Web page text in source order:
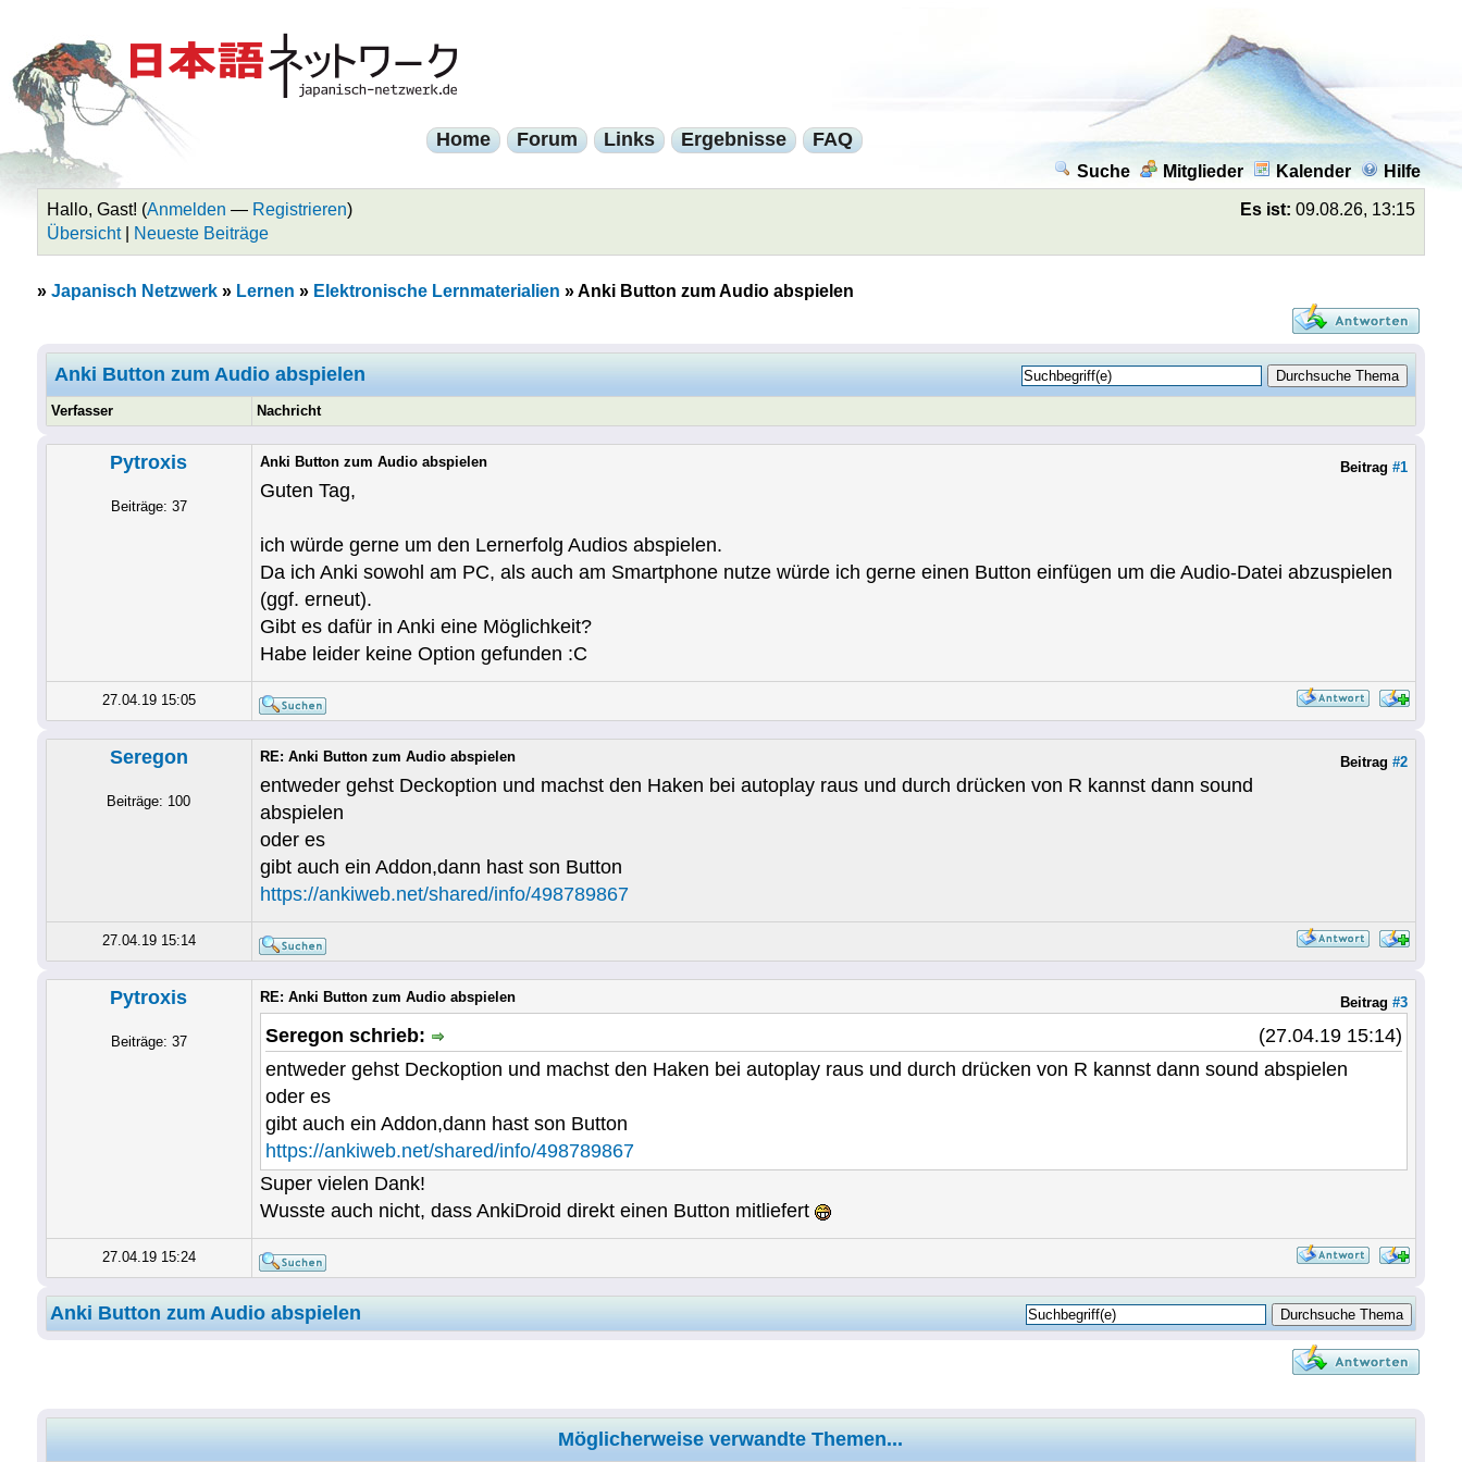
Home Forum Links Ergebnisse FAQ
Suche Mitglieder Kalender Hilfe
Es ist: 09.08.26, 13:15
Hallo, Gast! (Anmelden — Registrieren)
Übersicht| Neueste Beiträge
» Japanisch Netzwerk» Lernen » Elektronische Lernmaterialien »Anki Button zum Audio abspielen
Anki Button zum Audio abspielen
Verfasser Nachricht
Pytroxis
Beiträge: 37
Beitrag #1
Anki Button zum Audio abspielen
Guten Tag,
ich würde gerne um den Lernerfolg Audios abspielen.
Da ich Anki sowohl am PC, als auch am Smartphone nutze würde ich gerne einen Button einfügen um die Audio-Datei abzuspielen
(ggf. erneut).
Gibt es dafür in Anki eine Möglichkeit?
Habe leider keine Option gefunden :C
27.04.19 15:05
Seregon
Beiträge: 100
Beitrag #2
RE: Anki Button zum Audio abspielen
entweder gehst Deckoption und machst den Haken bei autoplay raus und durch drücken von R kannst dann sound
abspielen
oder es
gibt auch ein Addon,dann hast son Button
https://ankiweb.net/shared/info/498789867
27.04.19 15:14
Pytroxis
Beiträge: 37
Beitrag #3
RE: Anki Button zum Audio abspielen
(27.04.19 15:14)
Seregon schrieb:
entweder gehst Deckoption und machst den Haken bei autoplay raus und durch drücken von R kannst dann sound abspielen
oder es
gibt auch ein Addon,dann hast son Button
https://ankiweb.net/shared/info/498789867
Super vielen Dank!
Wusste auch nicht, dass AnkiDroid direkt einen Button mitliefert
27.04.19 15:24
Anki Button zum Audio abspielen
Möglicherweise verwandte Themen...